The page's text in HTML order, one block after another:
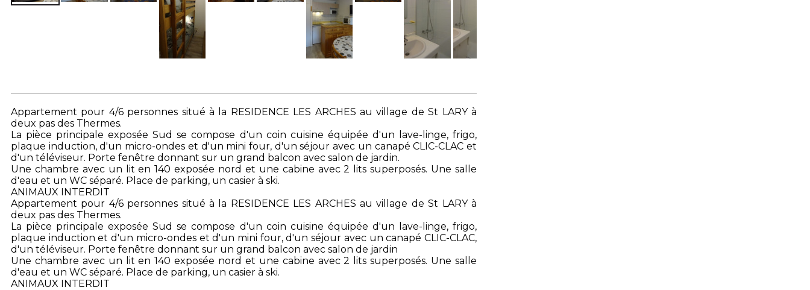
Appartement pour 4/6 personnes situé à la RESIDENCE LES ARCHES au village de St LARY à
deux pas des Thermes.
La pièce principale exposée Sud se compose d'un coin cuisine équipée d'un lave-linge, frigo,
plaque induction, d'un micro-ondes et d'un mini four, d'un séjour avec un canapé CLIC-CLAC et
d'un téléviseur. Porte fenêtre donnant sur un grand balcon avec salon de jardin.
Une chambre avec un lit en 140 exposée nord et une cabine avec 2 lits superposés. Une salle
d'eau et un WC séparé. Place de parking, un casier à ski.
ANIMAUX INTERDIT
Appartement pour 4/6 personnes situé à la RESIDENCE LES ARCHES au village de St LARY à
deux pas des Thermes.
La pièce principale exposée Sud se compose d'un coin cuisine équipée d'un lave-linge, frigo,
plaque induction et d'un micro-ondes et d'un mini four, d'un séjour avec un canapé CLIC-CLAC,
d'un téléviseur. Porte fenêtre donnant sur un grand balcon avec salon de jardin
Une chambre avec un lit en 140 exposée nord et une cabine avec 2 lits superposés. Une salle
d'eau et un WC séparé. Place de parking, un casier à ski.
ANIMAUX INTERDIT